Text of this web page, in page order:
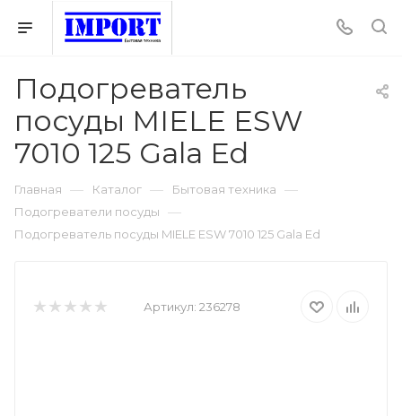
Подогреватель
посуды MIELE ESW
7010 125 Gala Ed
Главная — Каталог — Бытовая техника —
Подогреватели посуды —
Подогреватель посуды MIELE ESW 7010 125 Gala Ed
Артикул: 236278